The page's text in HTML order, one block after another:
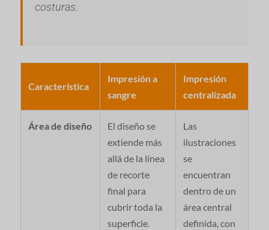
costuras.
Característica
Impresión a
sangre
Impresión
centralizada
Área de diseño
El diseño se
extiende más
allá de la línea
de recorte
final para
cubrir toda la
superficie.
Las
ilustraciones
se
encuentran
dentro de un
área central
definida, con